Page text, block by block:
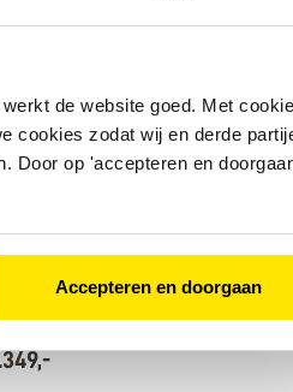
de website goed. Met
cookies zodat wij en derde
Door op 'accepteren en
Accepteren en doorgaan
349,-